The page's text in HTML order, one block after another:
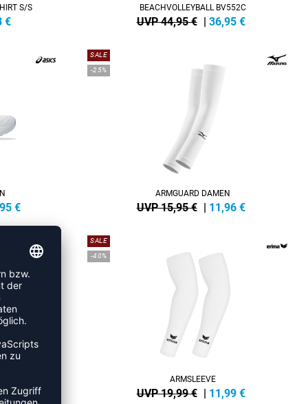
S/S
€
BEACHVOLLEYBALL BV552C
UVP 44,95 € | 36,95 €
€
SALE
-25%
ARMGUARD DAMEN
UVP 15,95 € | 11,96 €
€
SALE
-40%
ARMSLEEVE
UVP 19,99 € | 11,99 €